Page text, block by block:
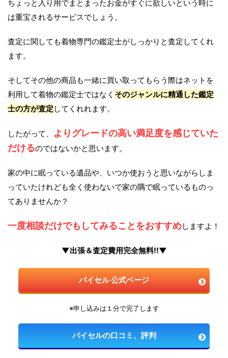
ちょっと入り用でまとまったお金がすぐに欲しいという時に
は重宝されるサービスでしょう。
査定に関しても着物専門の鑑定士がしっかりと査定してくれ
ます。
そしてその他の商品も一緒に買い取ってもらう際はネットを
利用して着物の鑑定士ではなく そのジャンルに精通した鑑定
士の方が査定 してくれれます。
したがって、
よりグレードの高い満足度を感じていた
だけるのではないかと思います。
家の中に眠っている遺品や、いつか使おうと思いながらしま
っていたけれども全く使わないで家の隅で眠っているものっ
てありませんか？
一度相談だけでもしてみることをおすすめしますよ！
▼出張＆査定費用完全無料!!▼
バイセル 公式ページ
※申し込みは１分で完了します
バイセルの口コミ、評判